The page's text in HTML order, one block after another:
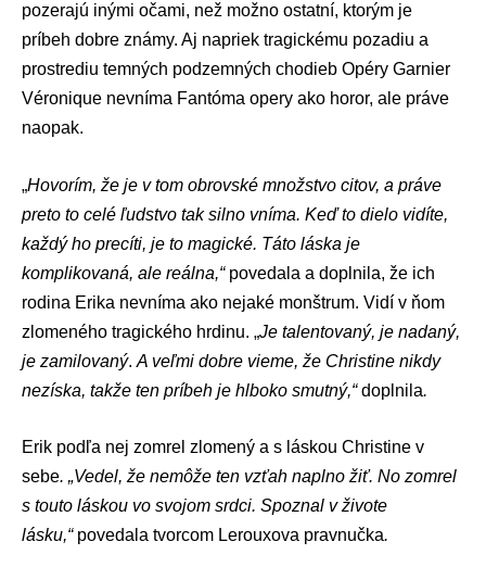
pozerajú inými očami, než možno ostatní, ktorým je
príbeh dobre známy. Aj napriek tragickému pozadiu a
prostrediu temných podzemných chodieb Opéry Garnier
Véronique nevníma Fantóma opery ako horor, ale práve
naopak.
„Hovorím, že je v tom obrovské množstvo citov, a práve
preto to celé ľudstvo tak silno vníma. Keď to dielo vidíte,
každý ho precíti, je to magické. Táto láska je
komplikovaná, ale reálna,“ povedala a doplnila, že ich
rodina Erika nevníma ako nejaké monštrum. Vidí v ňom
zlomeného tragického hrdinu. „Je talentovaný, je nadaný,
je zamilovaný. A veľmi dobre vieme, že Christine nikdy
nezíska, takže ten príbeh je hlboko smutný,“doplnila.
Erik podľa nej zomrel zlomený a s láskou Christine v
sebe. „Vedel, že nemôže ten vzťah naplno žiť. No zomrel
s touto láskou vo svojom srdci. Spoznal v živote
lásku,“povedala tvorcom Lerouxova pravnučka.